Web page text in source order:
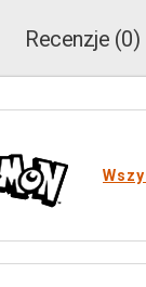
Recenzje (0)